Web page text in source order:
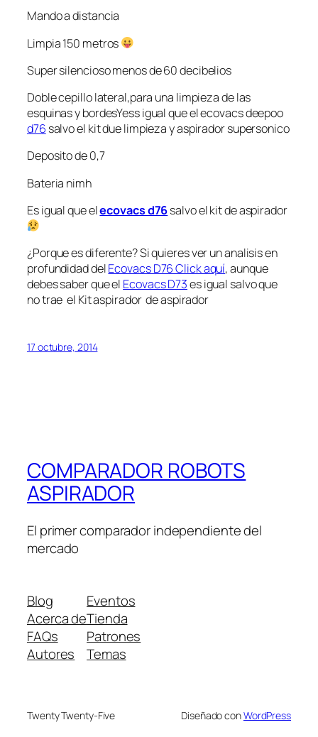
Mando a distancia
Limpia 150 metros
Super silencioso menos de 60 decibelios
Doble cepillo lateral,para una limpieza de las
esquinas y bordesYess igual que el ecovacs deepoo
d76 salvo el kit due limpieza y aspirador supersonico
Deposito de 0,7
Bateria nimh
Es igual que elecovacs d76salvo el kit de aspirador
¿Porque es diferente? Si quieres ver un analisis en
profundidad delEcovacs D76 Click aquí, aunque
debes saber que el Ecovacs D73es igual salvo que
no trae el Kit aspirador de aspirador
17 octubre, 2014
COMPARADOR ROBOTS
ASPIRADOR
El primer comparador independiente del
mercado
Blog
Acerca de
FAQs
Autores
Eventos
Tienda
Patrones
Temas
Twenty Twenty-Five Diseñado conWordPress